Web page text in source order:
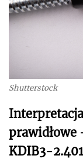
Shutterstock
prawidłowe
KDIB3-